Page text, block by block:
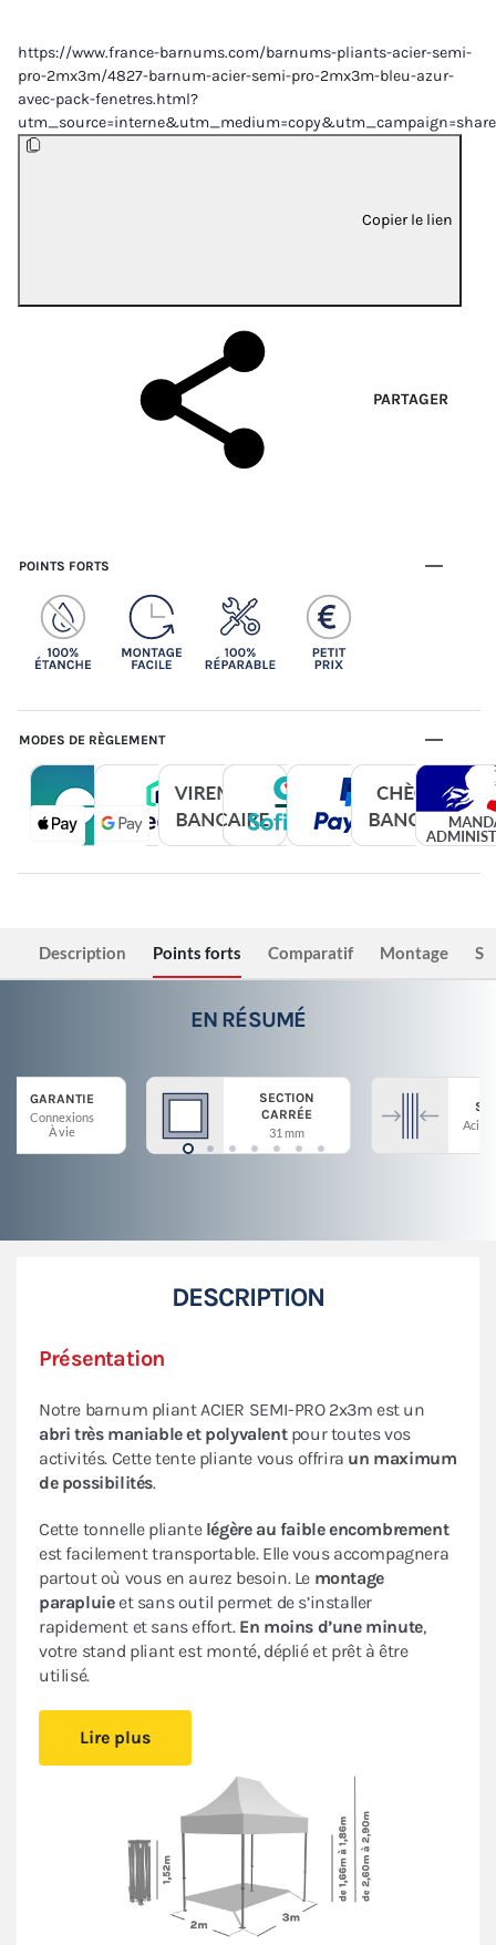
https://www.france-barnums.com/barnums-pliants-acier-semi-
pro-2mx3m/4827-barnum-acier-semi-pro-2mx3m-bleu-azur-
avec-pack-fenetres.html?
Copier le lien
PARTAGER
POINTS FORTS
MODES DE RÈGLEMENT
Description Points forts Comparatif Montage
EN RÉSUMÉ
GARANTIE
Connexions
À vie
SECTION
CARRÉE
31 mm
Acier
DESCRIPTION
Présentation
Notre barnum pliant ACIER SEMI-PRO 2x3m est un
abri très maniable et polyvalentpour toutes vos
activités. Cette tente pliante vous offrira un maximum
de possibilités.
Cette tonnelle pliante légère au faible encombrement
est facilement transportable. Elle vous accompagnera
partout où vous en aurez besoin. Le montage
parapluieet sans outil permet de s’installer
rapidement et sans effort. En moins d’une minute,
votre stand pliant est monté, déplié et prêt à être
utilisé.
320gr/m² est renforcée au niveau des angles. Elle est
complètement étanche
. L’armature en acier dotée
d’une peinture antirouille garantit sa durabilité pour
utilisation occasionnelle à régulière
Ce stand pliant est polyvalent à un tarif très
abordable pour les particuliers et les professionnels
, composé de 2 murs avec fenêtre, 1
Lire plus